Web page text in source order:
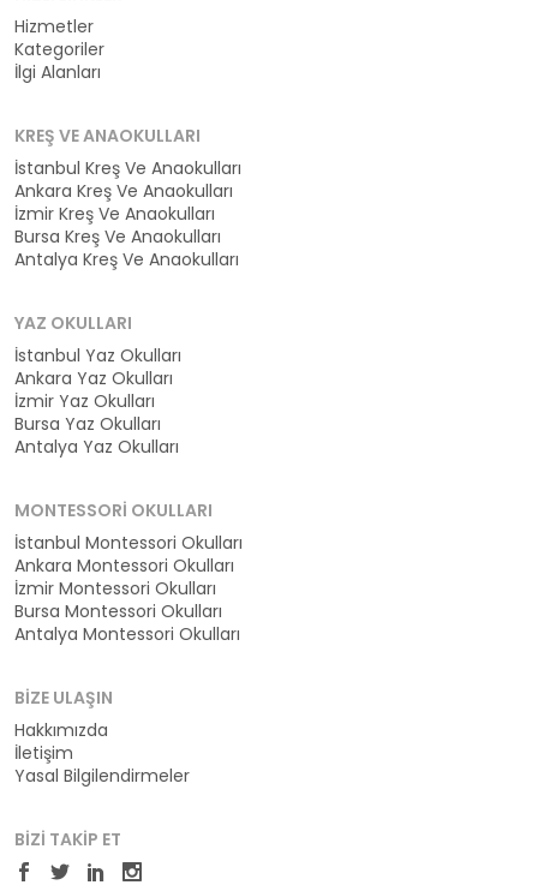
Hizmetler
Kategoriler
İlgi Alanları
KREŞ VE ANAOKULLARI
İstanbul Kreş Ve Anaokulları
Ankara Kreş Ve Anaokulları
İzmir Kreş Ve Anaokulları
Bursa Kreş Ve Anaokulları
Antalya Kreş Ve Anaokulları
YAZ OKULLARI
İstanbul Yaz Okulları
Ankara Yaz Okulları
İzmir Yaz Okulları
Bursa Yaz Okulları
Antalya Yaz Okulları
MONTESSORI OKULLARI
İstanbul Montessori Okulları
Ankara Montessori Okulları
İzmir Montessori Okulları
Bursa Montessori Okulları
Antalya Montessori Okulları
BIZE ULAŞIN
Hakkımızda
İletişim
Yasal Bilgilendirmeler
BIZI TAKIP ET